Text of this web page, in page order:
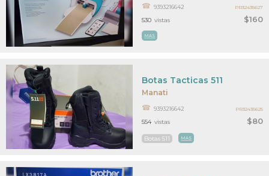
$160
9393216642
MAS
530 vistas
PR32435627
Manati
$80
Botas Tacticas 511
9393216642
Botas 511 MAS
554 vistas
PR32435625